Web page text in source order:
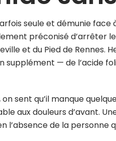
seule et démunie face
préconisé d’arrêter
et du Pied de
supplément — de l’acide
sent qu’il manque
aux douleurs d’avant.
l’absence de la personne